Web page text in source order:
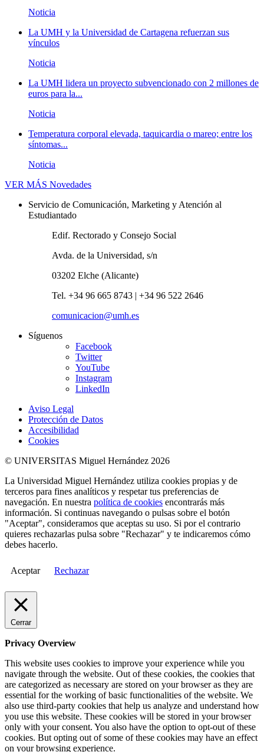
Noticia
La UMH y la Universidad de Cartagena refuerzan sus
vínculos
Noticia
La UMH lidera un proyecto subvencionado con 2 millones de
euros para la...
Noticia
Temperatura corporal elevada, taquicardia o mareo; entre los
síntomas...
Noticia
VER MÁS Novedades
Servicio de Comunicación, Marketing y Atención al
Estudiantado
Edif. Rectorado y Consejo Social
Avda. de la Universidad, s/n
03202 Elche (Alicante)
Tel. +34 96 665 8743 | +34 96 522 2646
comunicacion@umh.es
Síguenos
Facebook
Twitter
YouTube
Instagram
LinkedIn
Aviso Legal
Protección de Datos
Accesibilidad
Cookies
© UNIVERSITAS Miguel Hernández 2026
La Universidad Miguel Hernández utiliza cookies propias y de
terceros para fines analíticos y respetar tus preferencias de
navegación. En nuestra política de cookies encontrarás más
información. Si continuas navegando o pulsas sobre el botón
"Aceptar", consideramos que aceptas su uso. Si por el contrario
quieres rechazarlas pulsa sobre "Rechazar" y te indicaremos cómo
debes hacerlo.
Aceptar Rechazar
Cerrar
Privacy Overview
This website uses cookies to improve your experience while you
navigate through the website. Out of these cookies, the cookies that
are categorized as necessary are stored on your browser as they are
essential for the working of basic functionalities of the website. We
also use third-party cookies that help us analyze and understand how
you use this website. These cookies will be stored in your browser
only with your consent. You also have the option to opt-out of these
cookies. But opting out of some of these cookies may have an effect
on your browsing experience.